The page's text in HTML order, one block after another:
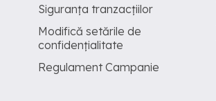
Siguranța tranzacțiilor
Modifică setările de
confidențialitate
Regulament Campanie